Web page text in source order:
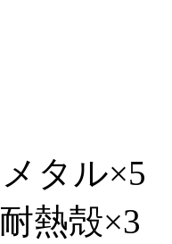
タル×5
熱殻×3